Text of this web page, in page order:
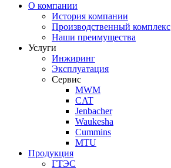
О компании
История компании
Производственный комплекс
Наши преимущества
Услуги
Инжиринг
Эксплуатация
Сервис
MWM
CAT
Jenbacher
Waukesha
Cummins
MTU
Продукция
ГТЭС